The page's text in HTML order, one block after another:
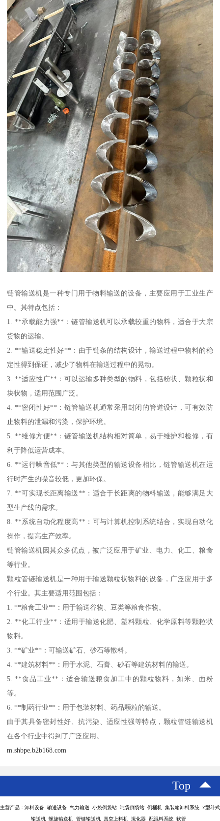
链管输送机是一种专门用于物料输送的设备，主要应用于工业生产
中。其特点包括：
1. **承载能力强**：链管输送机可以承载较重的物料，适合于大宗
货物的运输。
2. **输送稳定性好**：由于链条的结构设计，输送过程中物料的稳
定性得到保证，减少了物料在输送过程中的晃动。
3. **适应性广**：可以运输多种类型的物料，包括粉状、颗粒状和
块状物，适用范围广泛。
4. **密闭性好**：链管输送机通常采用封闭的管道设计，可有效防
止物料的泄漏和污染，保护环境。
5. **维修方便**：链管输送机结构相对简单，易于维护和检修，有
利于降低运营成本。
6. **运行噪音低**：与其他类型的输送设备相比，链管输送机在运
行时产生的噪音较低，更加环保。
7. **可实现长距离输送**：适合于长距离的物料输送，能够满足大
型生产线的需求。
8. **系统自动化程度高**：可与计算机控制系统结合，实现自动化
操作，提高生产效率。
链管输送机因其众多优点，被广泛应用于矿业、电力、化工、粮食
等行业。
颗粒管链输送机是一种用于输送颗粒状物料的设备，广泛应用于多
个行业。其主要适用范围包括：
1. **粮食工业**：用于输送谷物、豆类等粮食作物。
2. **化工行业**：适用于输送化肥、塑料颗粒、化学原料等颗粒状
物料。
3. **矿业**：可输送矿石、砂石等散料。
4. **建筑材料**：用于水泥、石膏、砂石等建筑材料的输送。
5. **食品工业**：适合输送粮食加工中的颗粒物料，如米、面粉
等。
6. **制药行业**：用于包装材料、药品颗粒的输送。
由于其具备密封性好、抗污染、适应性强等特点，颗粒管链输送机
在各个行业中得到了广泛应用。
m.shbpe.b2b168.com
Top
主营产品：卸料设备 输送设备 气力输送 小袋倒袋站 吨袋倒袋站 倒桶机 集装箱卸料系统 Z型斗式
输送机 螺旋输送机 管链输送机 真空上料机 流化器 配混料系统 软管